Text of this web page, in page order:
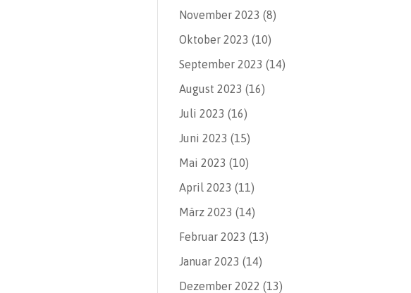
November 2023 (8)
Oktober 2023 (10)
September 2023 (14)
August 2023 (16)
Juli 2023 (16)
Juni 2023 (15)
Mai 2023 (10)
April 2023 (11)
März 2023 (14)
Februar 2023 (13)
Januar 2023 (14)
Dezember 2022 (13)